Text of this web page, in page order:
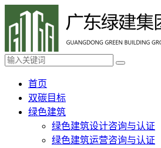
首页
双碳目标
绿色建筑
绿色建筑设计咨询与认证
绿色建筑运营咨询与认证